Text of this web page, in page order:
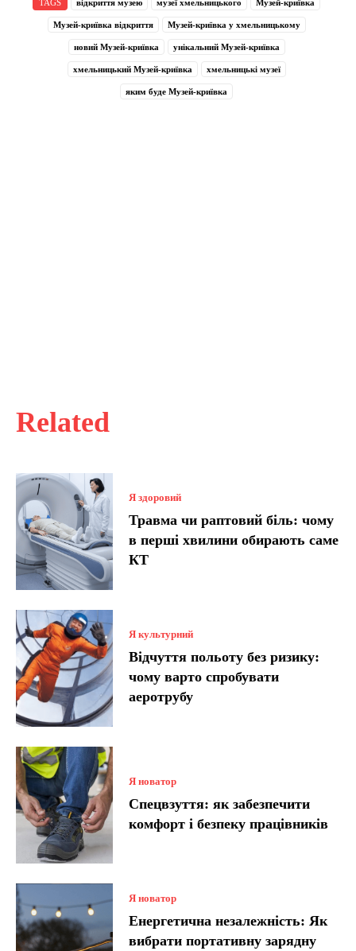
Related
Я здоровий
Травма чи раптовий біль: чому
в перші хвилини обирають саме
КТ
Я культурний
Відчуття польоту без ризику:
чому варто спробувати
аеротрубу
Я новатор
Спецвзуття: як забезпечити
комфорт і безпеку працівників
Я новатор
Енергетична незалежність: Як
вибрати портативну зарядну
TAGS відкриття музею музеї хмельницького Музей-криївка
Музей-криївка відкриття Музей-криївка у хмельницькому
новий Музей-криївка унікальний Музей-криївка
хмельницький Музей-криївка хмельницькі музеї
яким буде Музей-криївка